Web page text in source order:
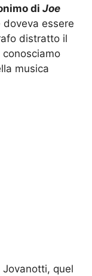
di Joe
doveva essere
distratto il
musica
quel